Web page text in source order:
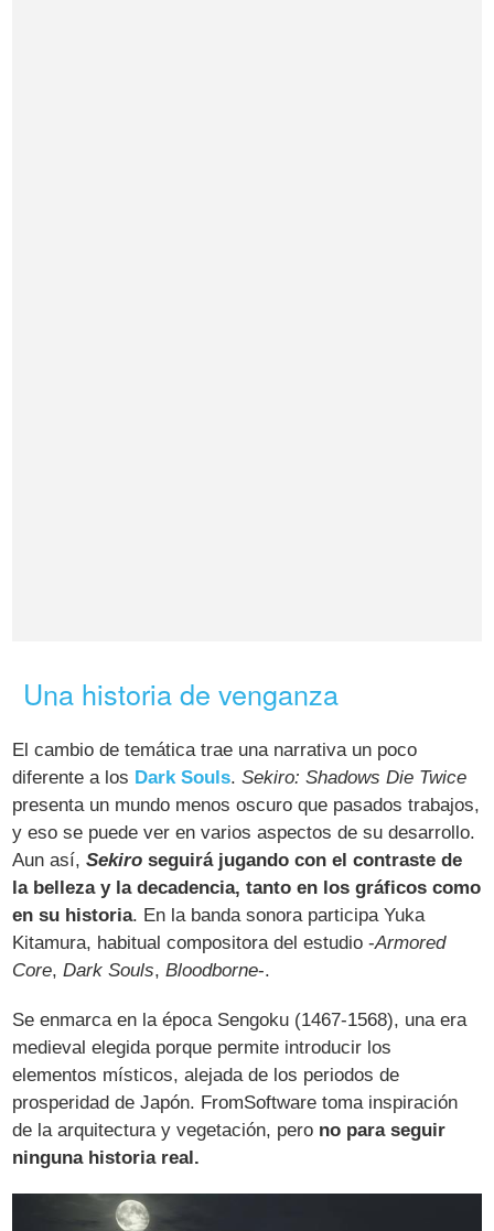
Una historia de venganza
El cambio de temática trae una narrativa un poco
diferente a los Dark Souls.Sekiro: Shadows Die Twice
presenta un mundo menos oscuro que pasados trabajos,
y eso se puede ver en varios aspectos de su desarrollo.
Aun así,Sekiro seguirá jugando con el contraste de
la belleza y la decadencia, tanto en los gráficos como
en su historia. En la banda sonora participa Yuka
Kitamura, habitual compositora del estudio -Armored
Core,Dark Souls,Bloodborne-.
Se enmarca en la época Sengoku (1467-1568), una era
medieval elegida porque permite introducir los
elementos místicos, alejada de los periodos de
prosperidad de Japón. FromSoftware toma inspiración
de la arquitectura y vegetación, pero no para seguir
ninguna historia real.